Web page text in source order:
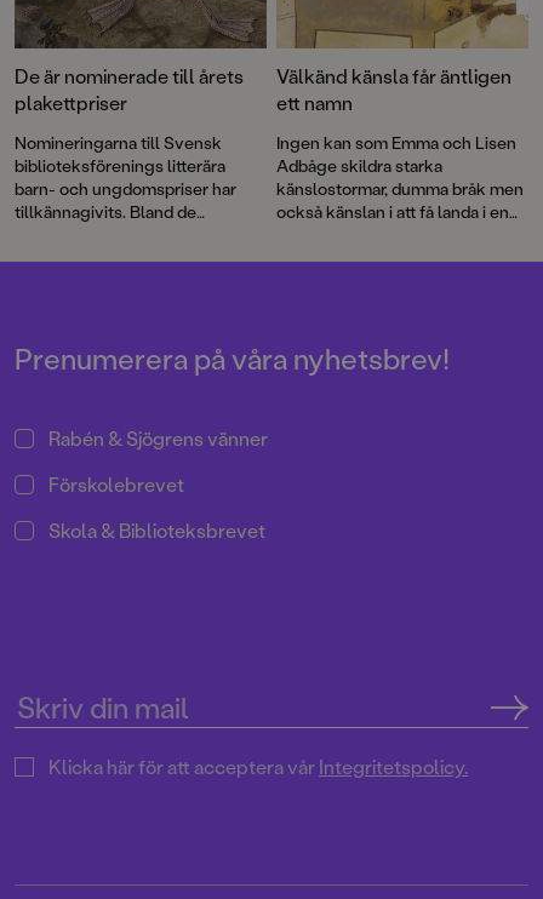
De är nominerade till årets
plakettpriser
Nomineringarna till Svensk
biblioteksförenings litterära
barn- och ungdomspriser har
tillkännagivits. Bland de
äter allaav Aron Landahl ochEn
Adbåge.
Välkänd känsla får äntligen
ett namn
Ingen kan som Emma och Lisen
Adbåge skildra starka
känslostormar, dumma bråk men
också känslan i att få landa i en
Äppelkänslan har de haft i sig
Prenumerera på våra nyhetsbrev!
Rabén & Sjögrens vänner
Förskolebrevet
Skola & Biblioteksbrevet
Klicka här för att acceptera vårIntegritetspolicy.